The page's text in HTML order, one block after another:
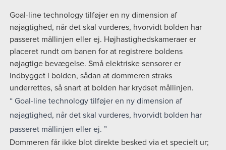
Goal-line technology tilføjer en ny dimension af
nøjagtighed, når det skal vurderes, hvorvidt bolden har
passeret mållinjen eller ej. Højhastighedskameraer er
placeret rundt om banen for at registrere boldens
nøjagtige bevægelse. Små elektriske sensorer er
indbygget i bolden, sådan at dommeren straks
underrettes, så snart at bolden har krydset mållinjen.
Goal-line technology tilføjer en ny dimension af
nøjagtighed, når det skal vurderes, hvorvidt bolden har
passeret mållinjen eller ej.
Dommeren får ikke blot direkte besked via et specielt ur;